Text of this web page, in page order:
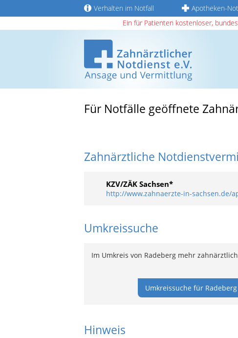
Verhalten im Notfall Apotheken-
Ein für Patienten kostenloser,
Für Notfälle geöffnete
Zahnärztliche
KZV/ZÄK Sachsen*
http://www.zahnaerzte-in-
Umkreissuche
Im Umkreis von Radeberg mehr
Umkreissuche für
Hinweis